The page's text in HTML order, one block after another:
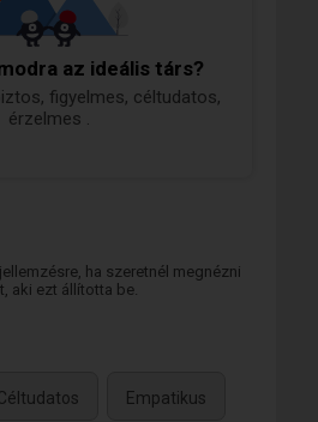
az ideális társ?
figyelmes, céltudatos,
érzelmes .
ha szeretnél megnézni
aki ezt állította be.
Empatikus